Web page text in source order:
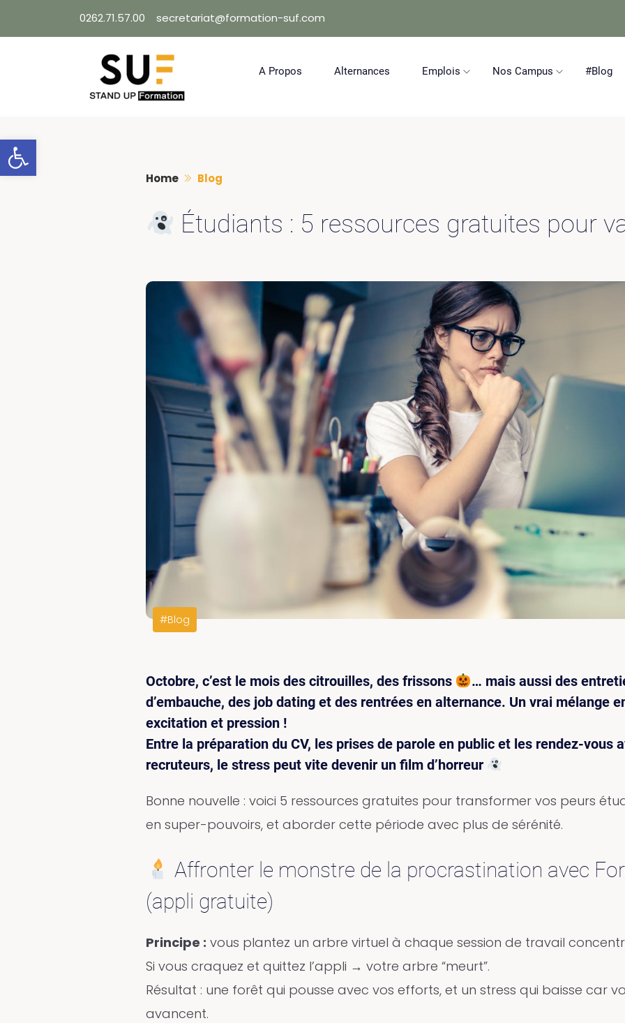
Ouvrir la barre d’outils
to
0262.71.57.00 secretariat@formation-suf.com
A Propos Alternances Emplois Nos Campus #Blog
Home Blog
Étudiants : 5 ressources gratuites pour
#Blog
Octobre, c’est le mois des citrouilles, des frissons
… mais aussi des
d’embauche, des job dating et des rentrées en alternance. Un vrai mélange
excitation et pression !
Entre la préparation du CV, les prises de parole en public et les rendez-vous
recruteurs, le stress peut vite devenir un film d’horreur
Bonne nouvelle : voici 5 ressources gratuites pour transformer vos peurs
en super-pouvoirs, et aborder cette période avec plus de sérénité.
Affronter le monstre de la procrastination avec
(appli gratuite)
Principe : vous plantez un arbre virtuel à chaque session de travail
Si vous craquez et quittez l’appli → votre arbre “meurt”.
Résultat : une forêt qui pousse avec vos efforts, et un stress qui baisse car
avancent.